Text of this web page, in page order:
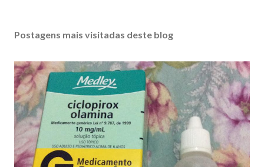
Postagens mais visitadas deste blog